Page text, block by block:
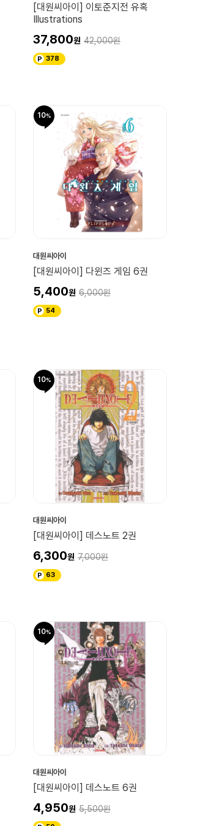
[대원씨아이] 이토준지전 유혹
Illustrations
37,800 42,000
378
10
대원씨아이
[대원씨아이] 다윈즈 게임 6권
5,400 6,000
54
10
대원씨아이
[대원씨아이] 데스노트 2권
6,300 7,000
63
10
대원씨아이
[대원씨아이] 데스노트 6권
4,950 5,500